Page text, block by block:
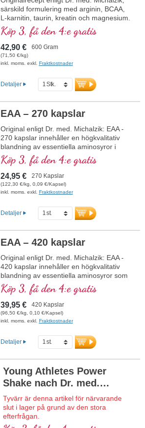
särskild formulering med arginin, BCAA,
L-karnitin, taurin, kreatin och magnesium.
Köp 3, få den 4:e gratis
42,90 € 600 Gram
(71,50 €/kg)
inkl. moms. exkl. Fraktkostnader
Detaljer
EAA – 270 kapslar
Original enligt Dr. med. Michalzik: EAA -
270 kapslar innehåller en högkvalitativ
blandning av essentiella aminosyror i
optimala proportioner. Denna formula är
fri från tillsatser och tillverkas i Tyskland.
Förseglingen är aluminiumfri.
mer information om EAA - 270
kapslar
Köp 3, få den 4:e gratis
24,95 € 270 Kapslar
(122,30 €/kg, 0,09 €/Kapsel)
inkl. moms. exkl. Fraktkostnader
Detaljer
EAA – 420 kapslar
Original enligt Dr. med. Michalzik: EAA -
420 kapslar innehåller en högkvalitativ
blandning av essentiella aminosyror som
föreligger i optimala förhållanden. Denna
formula är fri från tillsatser och tillverkas i
Tyskland. Förseglingen är aluminiumfri.
mer information om EAA - 420
kapslar
Köp 3, få den 4:e gratis
39,95 € 420 Kapslar
(96,50 €/kg, 0,10 €/Kapsel)
inkl. moms. exkl. Fraktkostnader
Detaljer
Young Athletes Power
Shake nach Dr. med.
Michalzik
Tyvärr är denna artikel för närvarande
slut i lager på grund av den stora
efterfrågan.